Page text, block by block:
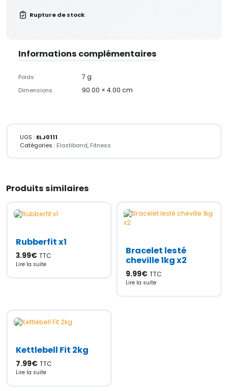
Rupture de stock
Informations complémentaires
Poids 7 g
Dimensions 90.00 × 4.00 cm
UGS : ELJ0111
Catégories : Elastiband, Fitness
Produits similaires
Rubberfit x1
3.99€ TTC
Lire la suite
Bracelet lesté
cheville 1kg x2
9.99€ TTC
Lire la suite
Kettlebell Fit 2kg
7.99€ TTC
Lire la suite